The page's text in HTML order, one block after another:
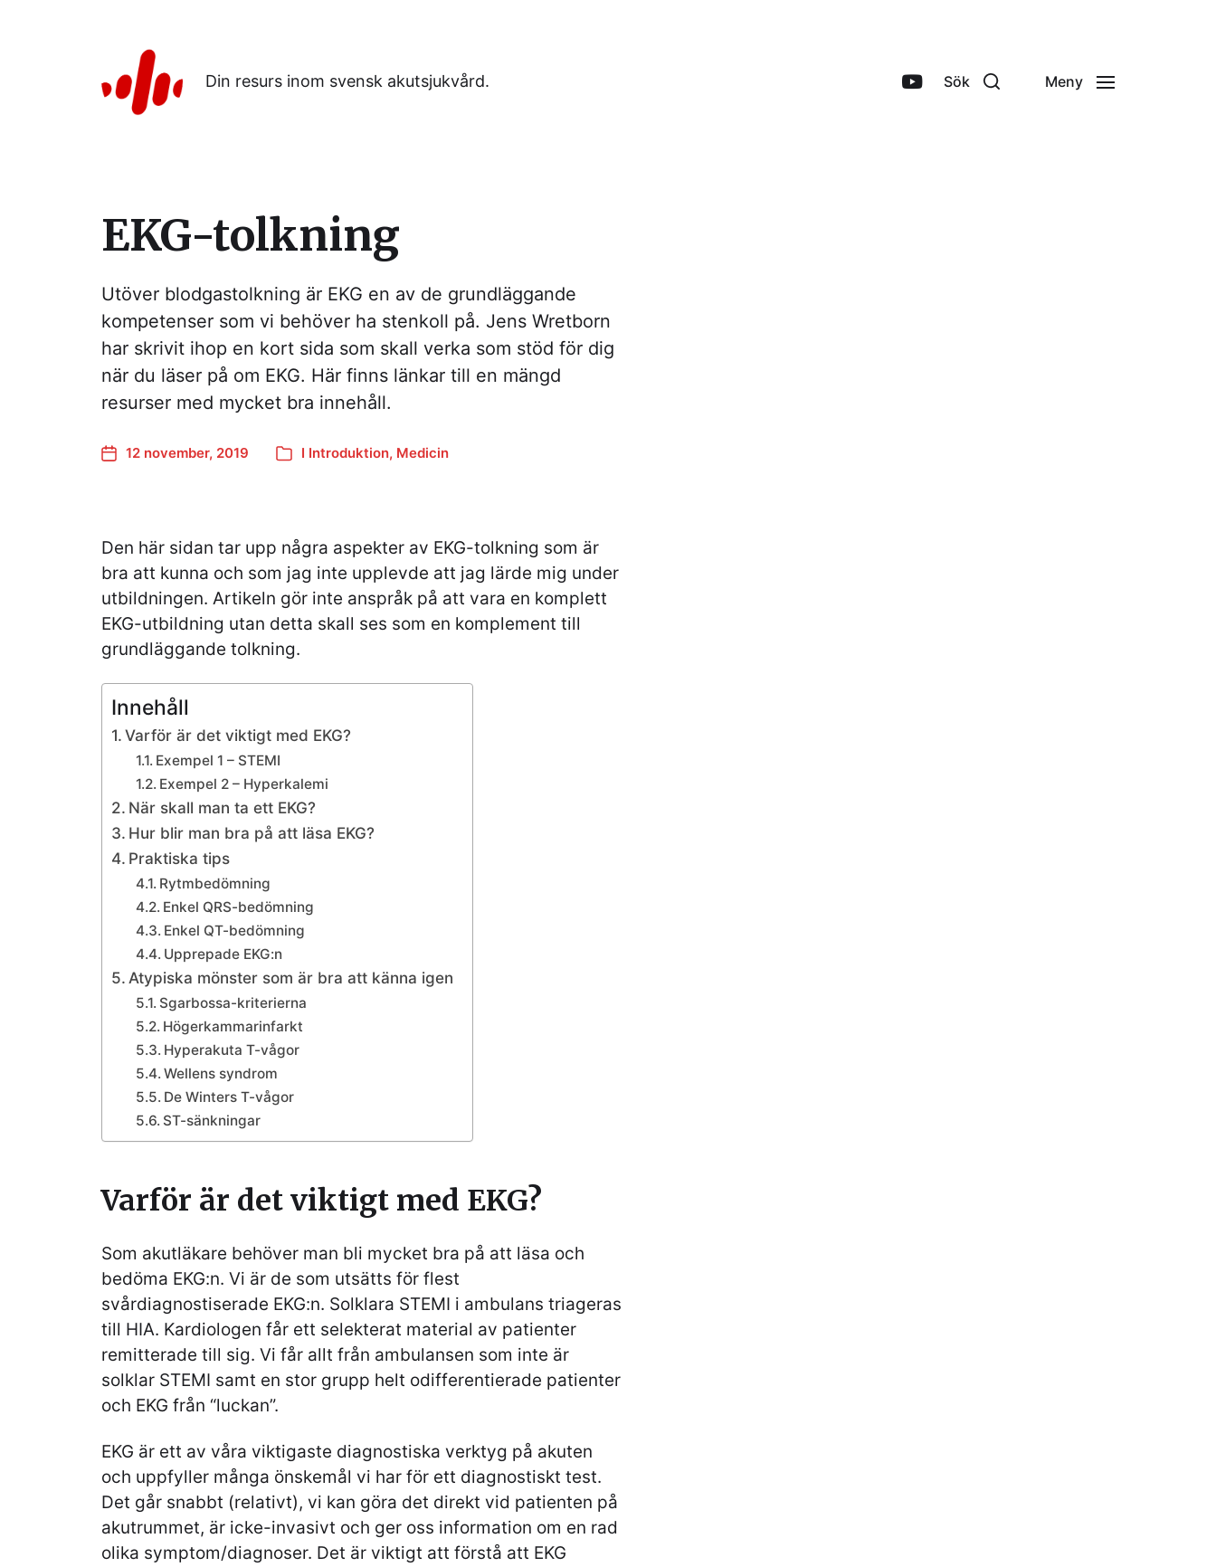
Din resurs inom svensk akutsjukvård. Sök Meny
EKG-tolkning
Utöver blodgastolkning är EKG en av de grundläggande
kompetenser som vi behöver ha stenkoll på. Jens Wretborn
har skrivit ihop en kort sida som skall verka som stöd för dig
när du läser på om EKG. Här finns länkar till en mängd
resurser med mycket bra innehåll.
12 november, 2019 I Introduktion, Medicin
Den här sidan tar upp några aspekter av EKG-tolkning som är
bra att kunna och som jag inte upplevde att jag lärde mig under
utbildningen. Artikeln gör inte anspråk på att vara en komplett
EKG-utbildning utan detta skall ses som en komplement till
grundläggande tolkning.
Innehåll
Varför är det viktigt med EKG?
Exempel 1 – STEMI
Exempel 2 – Hyperkalemi
När skall man ta ett EKG?
Hur blir man bra på att läsa EKG?
Praktiska tips
Rytmbedömning
Enkel QRS-bedömning
Enkel QT-bedömning
Upprepade EKG:n
Atypiska mönster som är bra att känna igen
Sgarbossa-kriterierna
Högerkammarinfarkt
Hyperakuta T-vågor
Wellens syndrom
De Winters T-vågor
ST-sänkningar
Varför är det viktigt med EKG?
Som akutläkare behöver man bli mycket bra på att läsa och
bedöma EKG:n. Vi är de som utsätts för flest
svårdiagnostiserade EKG:n. Solklara STEMI i ambulans triageras
till HIA. Kardiologen får ett selekterat material av patienter
remitterade till sig. Vi får allt från ambulansen som inte är
solklar STEMI samt en stor grupp helt odifferentierade patienter
och EKG från “luckan”.
EKG är ett av våra viktigaste diagnostiska verktyg på akuten
och uppfyller många önskemål vi har för ett diagnostiskt test.
Det går snabbt (relativt), vi kan göra det direkt vid patienten på
akutrummet, är icke-invasivt och ger oss information om en rad
olika symptom/diagnoser. Det är viktigt att förstå att EKG